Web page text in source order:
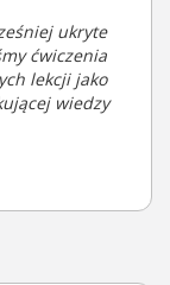
ukryte
ćwiczenia
lekcji jako
wiedzy